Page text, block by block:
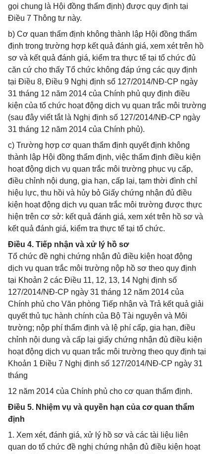
gọi chung là Hội đồng thẩm định) được quy định tại
Điều 7 Thông tư này.
b) Cơ quan thẩm định không thành lập Hội đồng thẩm
định trong trường hợp kết quả đánh giá, xem xét trên hồ
sơ và kết quả đánh giá, kiểm tra thực tế tại tổ chức đủ
căn cứ cho thấy Tổ chức không đáp ứng các quy định
tại Điều 8, Điều 9 Nghị định số 127/2014/NĐ-CP ngày
31 tháng 12 năm 2014 của Chính phủ quy định điều
kiện của tổ chức hoạt động dịch vụ quan trắc môi trường
(sau đây viết tắt là Nghị định số 127/2014/NĐ-CP ngày
31 tháng 12 năm 2014 của Chính phủ).
c) Trường hợp cơ quan thẩm định quyết định không
thành lập Hội đồng thẩm định, việc thẩm định điều kiện
hoạt động dịch vụ quan trắc môi trường phục vụ cấp,
điều chỉnh nội dung, gia hạn, cấp lại, tạm thời đình chỉ
hiệu lực, thu hồi và hủy bỏ Giấy chứng nhận đủ điều
kiện hoạt động dịch vụ quan trắc môi trường được thực
hiện trên cơ sở: kết quả đánh giá, xem xét trên hồ sơ và
kết quả đánh giá, kiểm tra thực tế tại tổ chức.
Điều 4. Tiếp nhận và xử lý hồ sơ
Tổ chức đề nghị chứng nhận đủ điều kiện hoạt động
dịch vụ quan trắc môi trường nộp hồ sơ theo quy định
tại Khoản 2 các Điều 11, 12, 13, 14 Nghị định số
127/2014/NĐ-CP ngày 31 tháng 12 năm 2014 của
Chính phủ cho Văn phòng Tiếp nhận và Trả kết quả giải
quyết thủ tục hành chính của Bộ Tài nguyên và Môi
trường; nộp phí thẩm định và lệ phí cấp, gia hạn, điều
chỉnh nội dung và cấp lại giấy chứng nhận đủ điều kiện
hoạt động dịch vụ quan trắc môi trường theo quy định tại
Khoản 1 Điều 7 Nghị định số 127/2014/NĐ-CP ngày 31
tháng
12 năm 2014 của Chính phủ cho cơ quan thẩm định.
Điều 5. Nhiệm vụ và quyền hạn của cơ quan thẩm
định
1. Xem xét, đánh giá, xử lý hồ sơ và các tài liệu liên
quan do tổ chức đề nghị chứng nhận đủ điều kiện hoạt